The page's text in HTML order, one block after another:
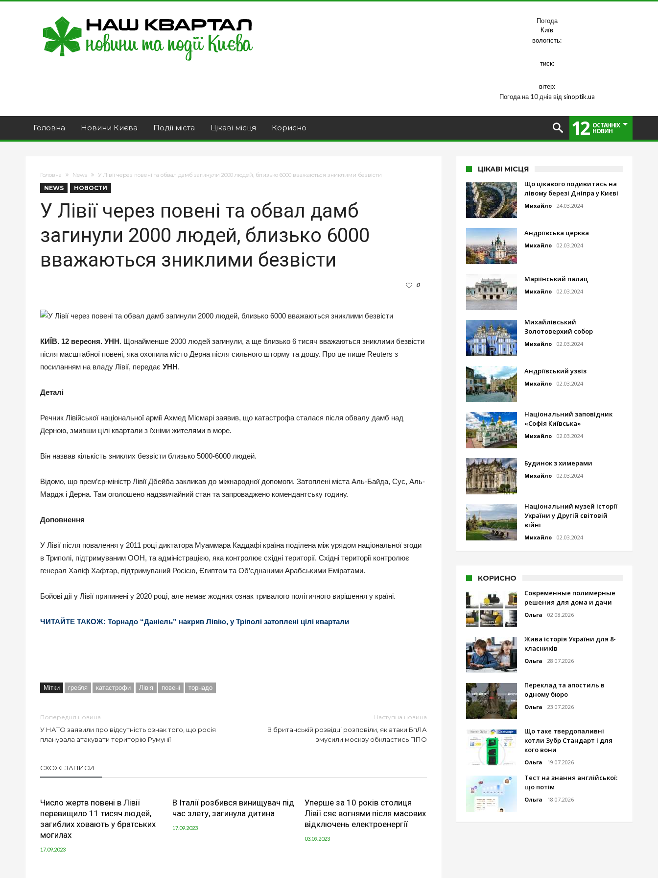
Погода
Київ
вологість:
тиск:
вітер:
Погода на 10 днів від sinoptik.ua
Головна Новини Києва Події міста Цікаві місця Корисно 12 ОСТАННІХ
НОВИН
Головна News У Лівії через повені та обвал дамб загинули 2000 людей, близько 6000 вважаються зниклими безвісти
NEWS НОВОСТИ
У Лівії через повені та обвал дамб
загинули 2000 людей, близько 6000
вважаються зниклими безвісти
0
КИЇВ. 12 вересня. УНН. Щонайменше 2000 людей загинули, а ще близько 6 тисяч вважаються зниклими безвісти
після масштабної повені, яка охопила місто Дерна після сильного шторму та дощу. Про це пише Reuters з
посиланням на владу Лівії, передає УНН.
Деталі
Речник Лівійської національної армії Ахмед Місмарі заявив, що катастрофа сталася після обвалу дамб над
Дерною, змивши цілі квартали з їхніми жителями в море.
Він назвав кількість зниклих безвісти близько 5000-6000 людей.
Відомо, що прем’єр-міністр Лівії Дбейба закликав до міжнародної допомоги. Затоплені міста Аль-Байда, Сус, Аль-
Мардж і Дерна. Там оголошено надзвичайний стан та запроваджено комендантську годину.
Доповнення
У Лівії після повалення у 2011 році диктатора Муаммара Каддафі країна поділена між урядом національної згоди
в Триполі, підтримуваним ООН, та адміністрацією, яка контролює східні території. Східні території контролює
генерал Халіф Хафтар, підтримуваний Росією, Єгиптом та Об’єднаними Арабськими Еміратами.
Бойові дії у Лівії припинені у 2020 році, але немає жодних ознак тривалого політичного вирішення у країні.
ЧИТАЙТЕ ТАКОЖ: Торнадо “Даніель” накрив Лівію, у Тріполі затоплені цілі квартали
Мітки гребля катастрофи Лівія повені торнадо
Попередня новина
У НАТО заявили про відсутність ознак того, що росія
планувала атакувати територію Румунії
Наступна новина
В британській розвідці розповіли, як атаки БпЛА
змусили москву обкластись ППО
СХОЖІ ЗАПИСИ
Число жертв повені в Лівії
перевищило 11 тисяч людей,
загиблих ховають у братських
могилах
17.09.2023
В Італії розбився винищувач під
час злету, загинула дитина
17.09.2023
Уперше за 10 років столиця
Лівії сяє вогнями після масових
відключень електроенергії
03.09.2023
ЦІКАВІ МІСЦЯ
Що цікавого подивитись на
лівому березі Дніпра у Києві
Михайло 24.03.2024
Андріївська церква
Михайло 02.03.2024
Маріїнський палац
Михайло 02.03.2024
Михайлівський
Золотоверхий собор
Михайло 02.03.2024
Андріївський узвіз
Михайло 02.03.2024
Національний заповідник
«Софія Київська»
Михайло 02.03.2024
Будинок з химерами
Михайло 02.03.2024
Національний музей історії
України у Другій світовій
війні
Михайло 02.03.2024
КОРИСНО
Современные полимерные
решения для дома и дачи
Ольга 02.08.2026
Жива історія України для 8-
класників
Ольга 28.07.2026
Переклад та апостиль в
одному бюро
Ольга 23.07.2026
Що таке твердопаливні
котли Зубр Стандарт і для
кого вони
Ольга 19.07.2026
Тест на знання англійської:
що потім
Ольга 18.07.2026